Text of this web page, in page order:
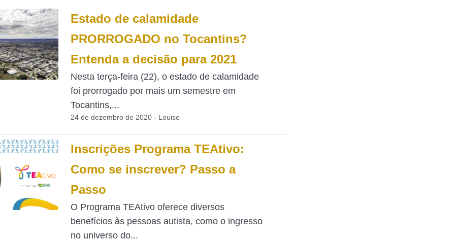
Estado de calamidade
PRORROGADO no Tocantins?
Entenda a decisão para 2021
Nesta terça-feira (22), o estado de calamidade
foi prorrogado por mais um semestre em
Tocantins,...
24 de dezembro de 2020 - Louise
Inscrições Programa TEAtivo:
Como se inscrever? Passo a
Passo
O Programa TEAtivo oferece diversos
benefícios às pessoas autista, como o ingresso
no universo do...